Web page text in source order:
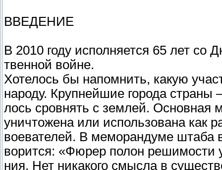
ВВЕДЕНИЕ
В 2010 году исполняется 65 лет со
твенной войне.
Хотелось бы напомнить, какую
народу. Крупнейшие города
лось сровнять с землей. Основная
уничтожена или использована как
воевателей. В меморандуме штаба
ворится: «Фюрер полон решимости
ния. Нет никакого смысла в